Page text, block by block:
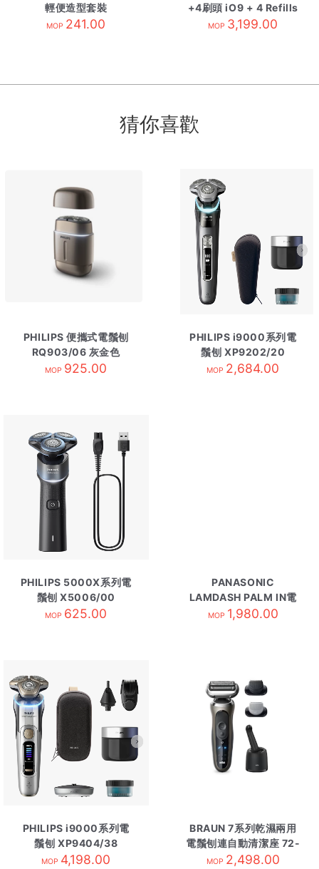
輕便造型套裝
NT5650/16
MOP 241.00
+4刷頭 iO9 + 4 Refills
白
MOP 3,199.00
猜你喜歡
PHILIPS 便攜式電鬚刨
RQ903/06 灰金色
MOP 925.00
PHILIPS i9000系列電
鬚刨 XP9202/20
MOP 2,684.00
PHILIPS 5000X系列電
鬚刨 X5006/00
MOP 625.00
PANASONIC
LAMDASH PALM IN電
鬚刨 ES-PV3A
MOP 1,980.00
PHILIPS i9000系列電
鬚刨 XP9404/38
MOP 4,198.00
BRAUN 7系列乾濕兩用
電鬚刨連自動清潔座 72-
C7650CC 金色
MOP 2,498.00